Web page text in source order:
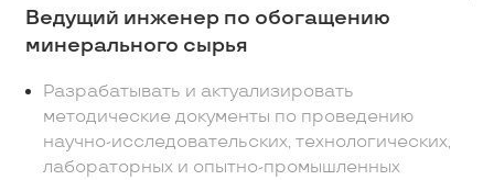
Ведущий инженер по обогащению
минерального сырья
Разрабатывать и актуализировать
методические документы по проведению
научно-исследовательских, технологических,
лабораторных и опытно-промышленных